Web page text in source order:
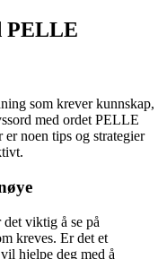
PELLE
som krever kunnskap,
med ordet PELLE
noen tips og strategier
viktig å se på
kreves. Er det et
hjelpe deg med å